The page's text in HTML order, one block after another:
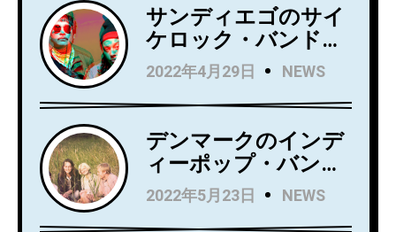
サンディエゴのサイ
ケロック・バンド
Wild Wild Wets、ニ
ュー・アルバム
『Love Always』を5
月27日にリリース！
アルバムからニュー
シングル
「Holding」のビデオ
を公開！
2022年4月29日 NEWS
デンマークのインデ
ィーポップ・バンド
Kindsightが5月25日
にデビュー・アルバ
2022年5月23日 NEWS